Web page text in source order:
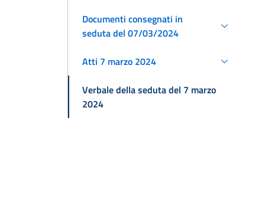
Documenti consegnati in
seduta del 07/03/2024
Atti 7 marzo 2024
Verbale della seduta del 7 marzo
2024